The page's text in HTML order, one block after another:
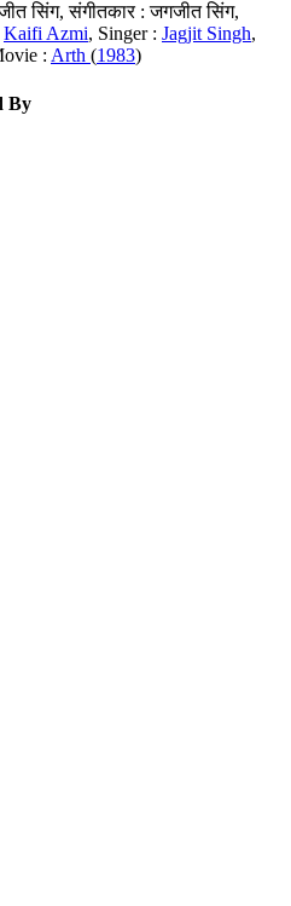
सिंग, संगीतकार : जगजीत सिंग,
Kaifi Azmi, Singer : Jagjit Singh,
: Arth (1983)
By